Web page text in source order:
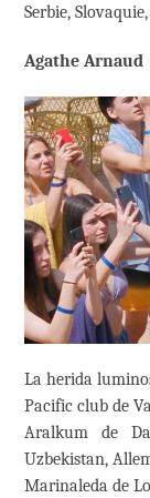
Serbie,
Agathe Arnaud
La herida
Pacific club de
Aralkum de
Uzbekistan,
Marinaleda de